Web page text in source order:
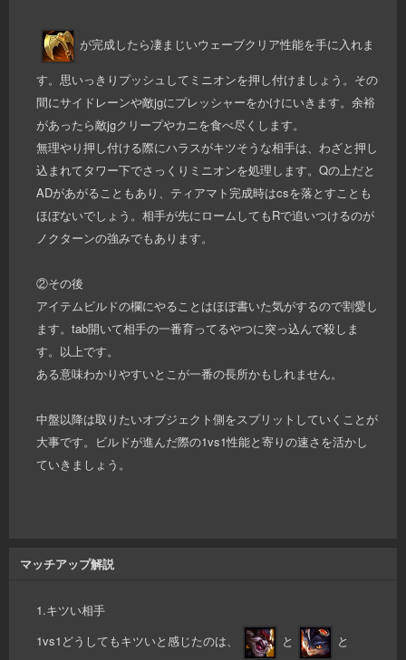
が完成したら凄まじいウェーブクリア性能を手に入れま
す。思いっきりプッシュしてミニオンを押し付けましょう。その
間にサイドレーンや敵jgにプレッシャーをかけにいきます。余裕
があったら敵jgクリープやカニを食べ尽くします。
無理やり押し付ける際にハラスがキツそうな相手は、わざと押し
込まれてタワー下でさっくりミニオンを処理します。Qの上だと
ADがあがることもあり、ティアマト完成時はcsを落とすことも
ほぼないでしょう。相手が先にロームしてもRで追いつけるのが
ノクターンの強みでもあります。
②その後
アイテムビルドの欄にやることはほぼ書いた気がするので割愛し
ます。tab開いて相手の一番育ってるやつに突っ込んで殺しま
す。以上です。
ある意味わかりやすいとこが一番の長所かもしれません。
中盤以降は取りたいオブジェクト側をスプリットしていくことが
大事です。ビルドが進んだ際の1vs1性能と寄りの速さを活かし
ていきましょう。
マッチアップ解説
1.キツい相手
1vs1どうしてもキツいと感じたのは、
と と